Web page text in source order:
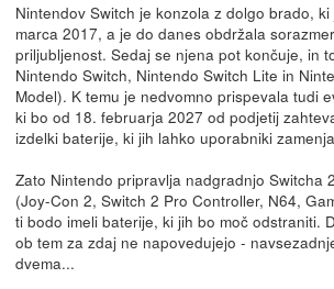
Nintendov Switch je konzola z dolgo brado,
marca 2017, a je do danes obdržala
priljubljenost. Sedaj se njena pot končuje, in
Nintendo Switch, Nintendo Switch Lite in
Model). K temu je nedvomno prispevala tudi
ki bo od 18. februarja 2027 od podjetij
izdelki baterije, ki jih lahko uporabniki
Zato Nintendo pripravlja nadgradnjo Switcha
(Joy-Con 2, Switch 2 Pro Controller, N64,
ti bodo imeli baterije, ki jih bo moč odstraniti.
ob tem za zdaj ne napovedujejo -
dvema...